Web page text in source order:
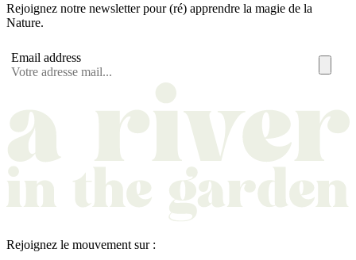
Rejoignez notre newsletter pour (ré) apprendre la magie de la
Nature.
Email address
Rejoignez le mouvement sur :